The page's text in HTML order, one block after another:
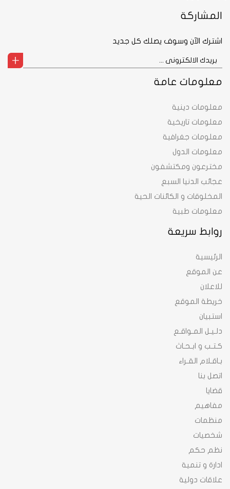
روابط سريعة
الرئيسية
عن الموقع
للاعلان
خريطة الموقع
استبيان
دلـيـل المـواقـع
كـتـب و ابـحـاث
بـاقـلام القـراء
اتصل بنا
قضايا
مفاهيم
منظمات
شخصيات
نظم حكم
ادارة و تنمية
علاقات دولية
معلومات عامة
معلومات دينية
معلومات تاريخية
معلومات جغرافية
معلومات الدول
مخترعون ومكتشفون
عجائب الدنيا السبع
المخلوقات و الكائنات الحية
معلومات طبية
المشاركة
اشترك الآن وسوف يصلك كل جديد